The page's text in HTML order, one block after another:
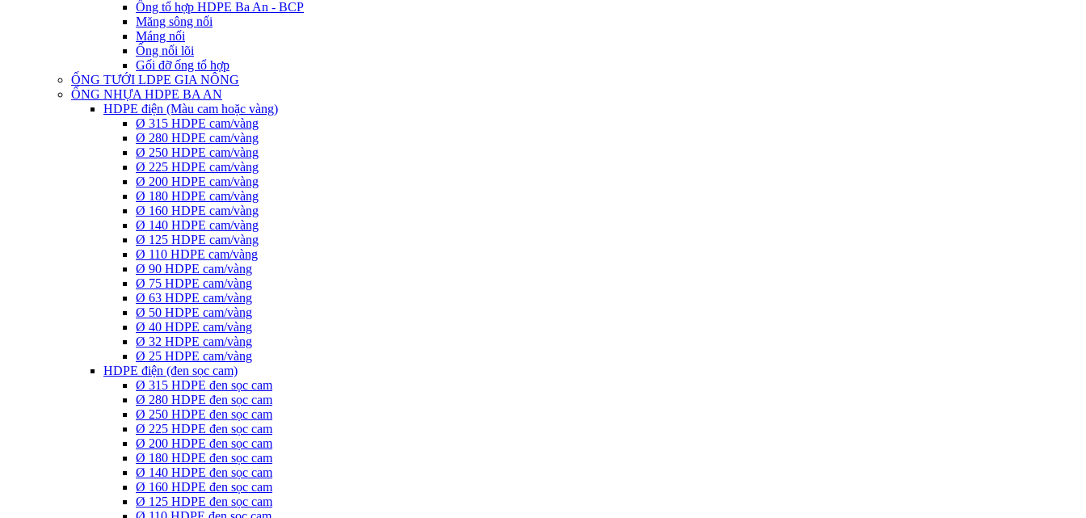
Ống tổ hợp HDPE Ba An - BCP
Măng sông nối
Máng nối
Ống nối lõi
Gối đỡ ống tổ hợp
ỐNG TƯỚI LDPE GIA NÔNG
ỐNG NHỰA HDPE BA AN
HDPE điện (Màu cam hoặc vàng)
Ø 315 HDPE cam/vàng
Ø 280 HDPE cam/vàng
Ø 250 HDPE cam/vàng
Ø 225 HDPE cam/vàng
Ø 200 HDPE cam/vàng
Ø 180 HDPE cam/vàng
Ø 160 HDPE cam/vàng
Ø 140 HDPE cam/vàng
Ø 125 HDPE cam/vàng
Ø 110 HDPE cam/vàng
Ø 90 HDPE cam/vàng
Ø 75 HDPE cam/vàng
Ø 63 HDPE cam/vàng
Ø 50 HDPE cam/vàng
Ø 40 HDPE cam/vàng
Ø 32 HDPE cam/vàng
Ø 25 HDPE cam/vàng
HDPE điện (đen sọc cam)
Ø 315 HDPE đen sọc cam
Ø 280 HDPE đen sọc cam
Ø 250 HDPE đen sọc cam
Ø 225 HDPE đen sọc cam
Ø 200 HDPE đen sọc cam
Ø 180 HDPE đen sọc cam
Ø 140 HDPE đen sọc cam
Ø 160 HDPE đen sọc cam
Ø 125 HDPE đen sọc cam